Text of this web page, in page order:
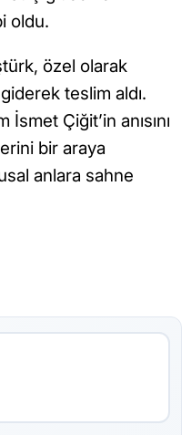
oldu.
özel olarak
teslim aldı.
Çiğit’in anısını
bir araya
anlara sahne